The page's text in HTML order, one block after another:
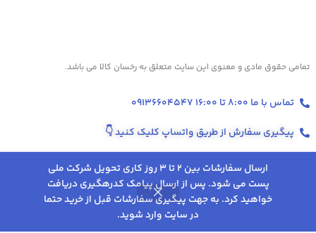
ارسال سفارشات بین 2 تا 3 روز کاری تحویل شرکت ملی
پست می شود. پس از ارسال پیامک کدرهگیری دریافت
خواهید کرد. به جهت پیگیری سفارشات قبل از خرید حتما
در سایت وارد شوید.
تمامی حقوق مادی و معنوی این سایت متعلق به رخسان کالا می باشد.
تماس با ما 8:00 تا 16:00 09136604547
پیگیری سفارش از طریق واتساپ کلیک کنید👇
تخفیف‌ها و پروموشن‌های ویژه در اینستاگرام 👇
ماساژور برقی
رومئو مدل RM-
8,757,000تومان
–
9,174,000
تومان
انتخاب
گزینه
0